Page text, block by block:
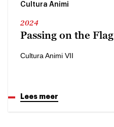
Cultura Animi
2024
Passing on the Flag
Cultura Animi VII
Lees meer